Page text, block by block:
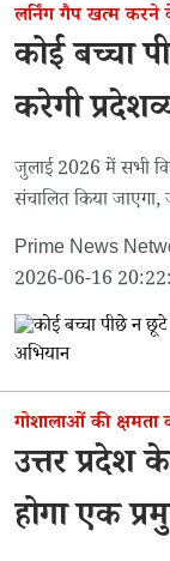
लर्निंग गैप खत्म
कोई बच्चा
करेगी
अभियान
जुलाई 2026 में सभी
संचालित किया
रोज होगा 20 से 30
Prime News
2026-06-16
गोशालाओं की क्षमता
उत्तर
होगा एक